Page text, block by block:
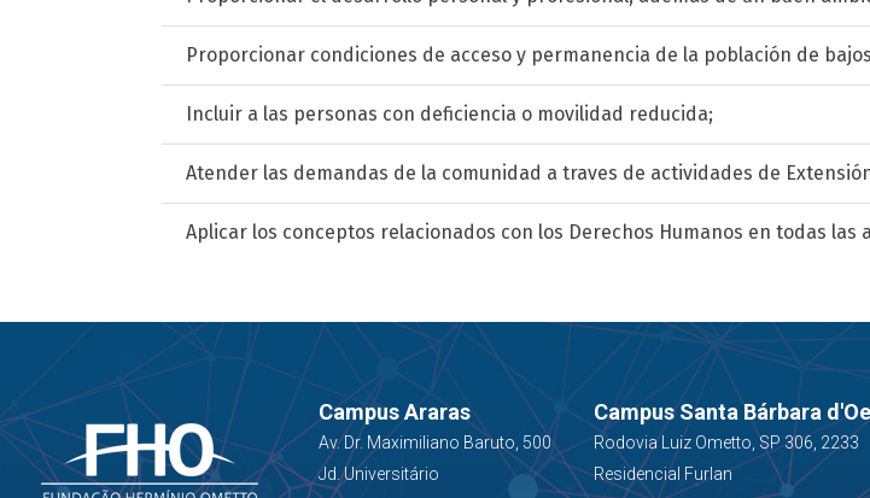
Proporcionar condiciones de acceso y permanencia de la población de
Incluir a las personas con deficiencia o movilidad reducida;
Atender las demandas de la comunidad a traves de actividades de
Aplicar los conceptos relacionados con los Derechos Humanos en todas
Campus Araras
Av. Dr. Maximiliano Baruto, 500
Jd. Universitário
Campus Santa Bárbara
Rodovia Luiz Ometto, SP 306, 2233
Residencial Furlan